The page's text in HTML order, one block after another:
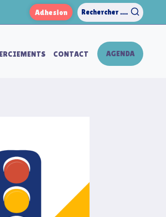
Adhesion Rechercher ....
CONTACT AGENDA